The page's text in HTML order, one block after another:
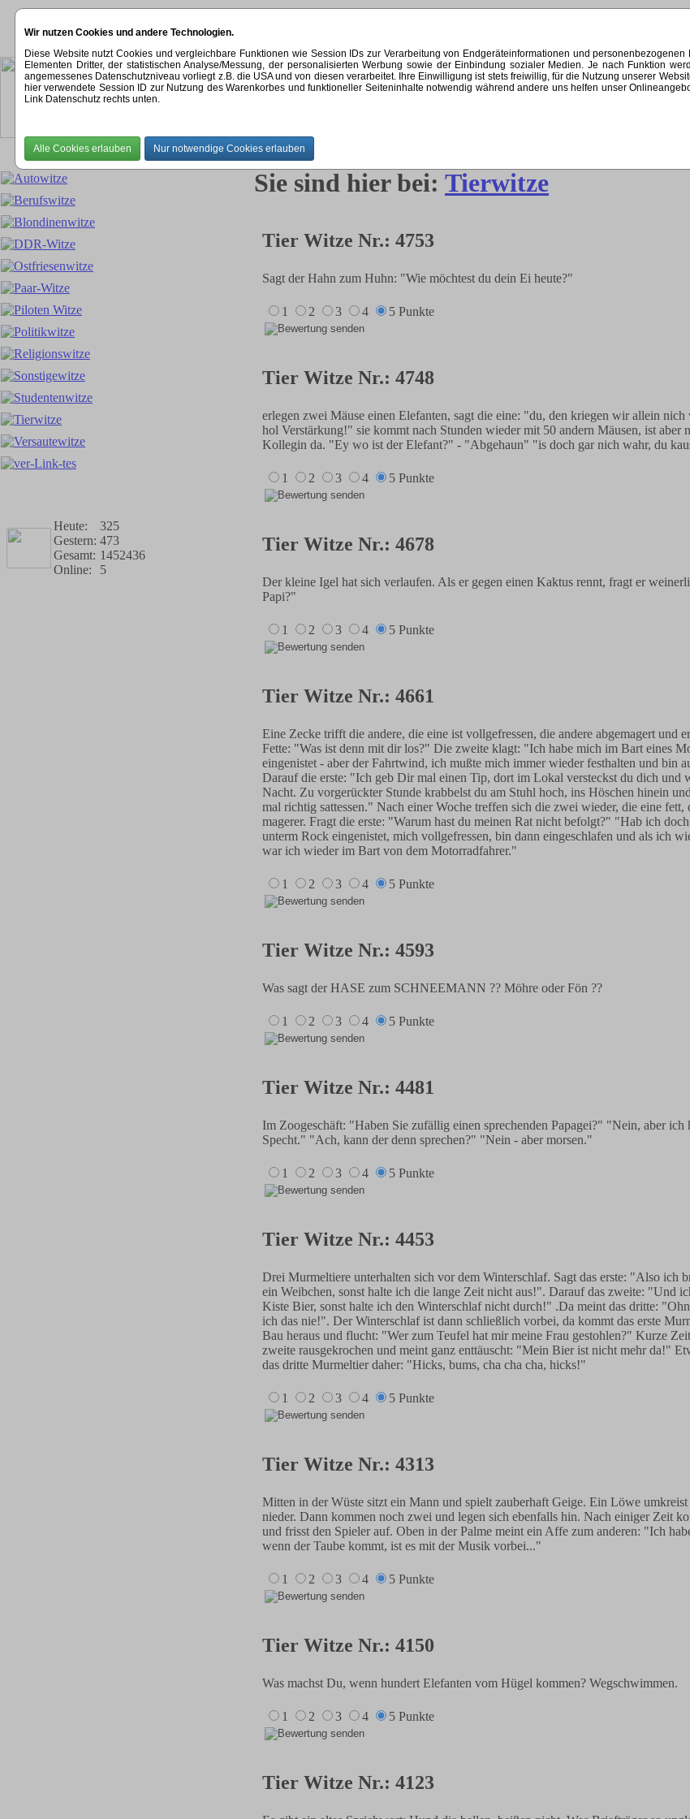
Wir nutzen Cookies und andere Technologien.
Diese Website nutzt Cookies und vergleichbare Funktionen wie Session IDs zur Verarbeitung von Endgeräteinformationen und
Elementen Dritter, der statistischen Analyse/Messung, der personalisierten Werbung sowie der Einbindung sozialer Medien. Je nach Funktion
angemessenes Datenschutzniveau vorliegt z.B. die USA und von diesen verarbeitet. Ihre Einwilligung ist stets freiwillig, für die Nutzung unserer
hier verwendete Session ID zur Nutzung des Warenkorbes und funktioneller Seiteninhalte notwendig während andere uns helfen unser
Link Datenschutz rechts unten.
Heute:
325
Gestern: 473
Gesamt: 1452436
Online:
5
Sie sind hier bei: Tierwitze
Tier Witze Nr.: 4753
Sagt der Hahn zum Huhn: "Wie möchtest du dein Ei heute?"
1 2 3 4 5 Punkte
Tier Witze Nr.: 4748
erlegen zwei Mäuse einen Elefanten, sagt die eine: "du, den kriegen wir allein nich
hol Verstärkung!" sie kommt nach Stunden wieder mit 50 andern Mäusen, ist aber
Kollegin da. "Ey wo ist der Elefant?" - "Abgehaun" "is doch gar nich wahr, du
1 2 3 4 5 Punkte
Tier Witze Nr.: 4678
Der kleine Igel hat sich verlaufen. Als er gegen einen Kaktus rennt, fragt er
Papi?"
1 2 3 4 5 Punkte
Tier Witze Nr.: 4661
Eine Zecke trifft die andere, die eine ist vollgefressen, die andere abgemagert und
Fette: "Was ist denn mit dir los?" Die zweite klagt: "Ich habe mich im Bart eines
eingenistet - aber der Fahrtwind, ich mußte mich immer wieder festhalten und bin
Darauf die erste: "Ich geb Dir mal einen Tip, dort im Lokal versteckst du dich und
Nacht. Zu vorgerückter Stunde krabbelst du am Stuhl hoch, ins Höschen hinein
mal richtig sattessen." Nach einer Woche treffen sich die zwei wieder, die eine fett,
magerer. Fragt die erste: "Warum hast du meinen Rat nicht befolgt?" "Hab ich
unterm Rock eingenistet, mich vollgefressen, bin dann eingeschlafen und als ich
war ich wieder im Bart von dem Motorradfahrer."
1 2 3 4 5 Punkte
Tier Witze Nr.: 4593
Was sagt der HASE zum SCHNEEMANN ?? Möhre oder Fön ??
1 2 3 4 5 Punkte
Tier Witze Nr.: 4481
Im Zoogeschäft: "Haben Sie zufällig einen sprechenden Papagei?" "Nein, aber ich
Specht." "Ach, kann der denn sprechen?" "Nein - aber morsen."
1 2 3 4 5 Punkte
Tier Witze Nr.: 4453
Drei Murmeltiere unterhalten sich vor dem Winterschlaf. Sagt das erste: "Also ich
ein Weibchen, sonst halte ich die lange Zeit nicht aus!". Darauf das zweite: "Und
Kiste Bier, sonst halte ich den Winterschlaf nicht durch!" .Da meint das dritte:
ich das nie!". Der Winterschlaf ist dann schließlich vorbei, da kommt das erste
Bau heraus und flucht: "Wer zum Teufel hat mir meine Frau gestohlen?" Kurze
zweite rausgekrochen und meint ganz enttäuscht: "Mein Bier ist nicht mehr da!"
das dritte Murmeltier daher: "Hicks, bums, cha cha cha, hicks!"
1 2 3 4 5 Punkte
Tier Witze Nr.: 4313
Mitten in der Wüste sitzt ein Mann und spielt zauberhaft Geige. Ein Löwe
nieder. Dann kommen noch zwei und legen sich ebenfalls hin. Nach einiger Zeit
und frisst den Spieler auf. Oben in der Palme meint ein Affe zum anderen: "Ich
wenn der Taube kommt, ist es mit der Musik vorbei..."
1 2 3 4 5 Punkte
Tier Witze Nr.: 4150
Was machst Du, wenn hundert Elefanten vom Hügel kommen? Wegschwimmen.
1 2 3 4 5 Punkte
Tier Witze Nr.: 4123